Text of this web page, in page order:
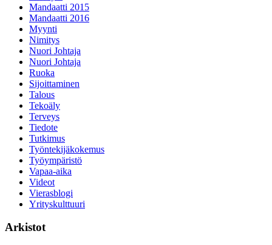
Mandaatti 2015
Mandaatti 2016
Myynti
Nimitys
Nuori Johtaja
Nuori Johtaja
Ruoka
Sijoittaminen
Talous
Tekoäly
Terveys
Tiedote
Tutkimus
Työntekijäkokemus
Työympäristö
Vapaa-aika
Videot
Vierasblogi
Yrityskulttuuri
Arkistot